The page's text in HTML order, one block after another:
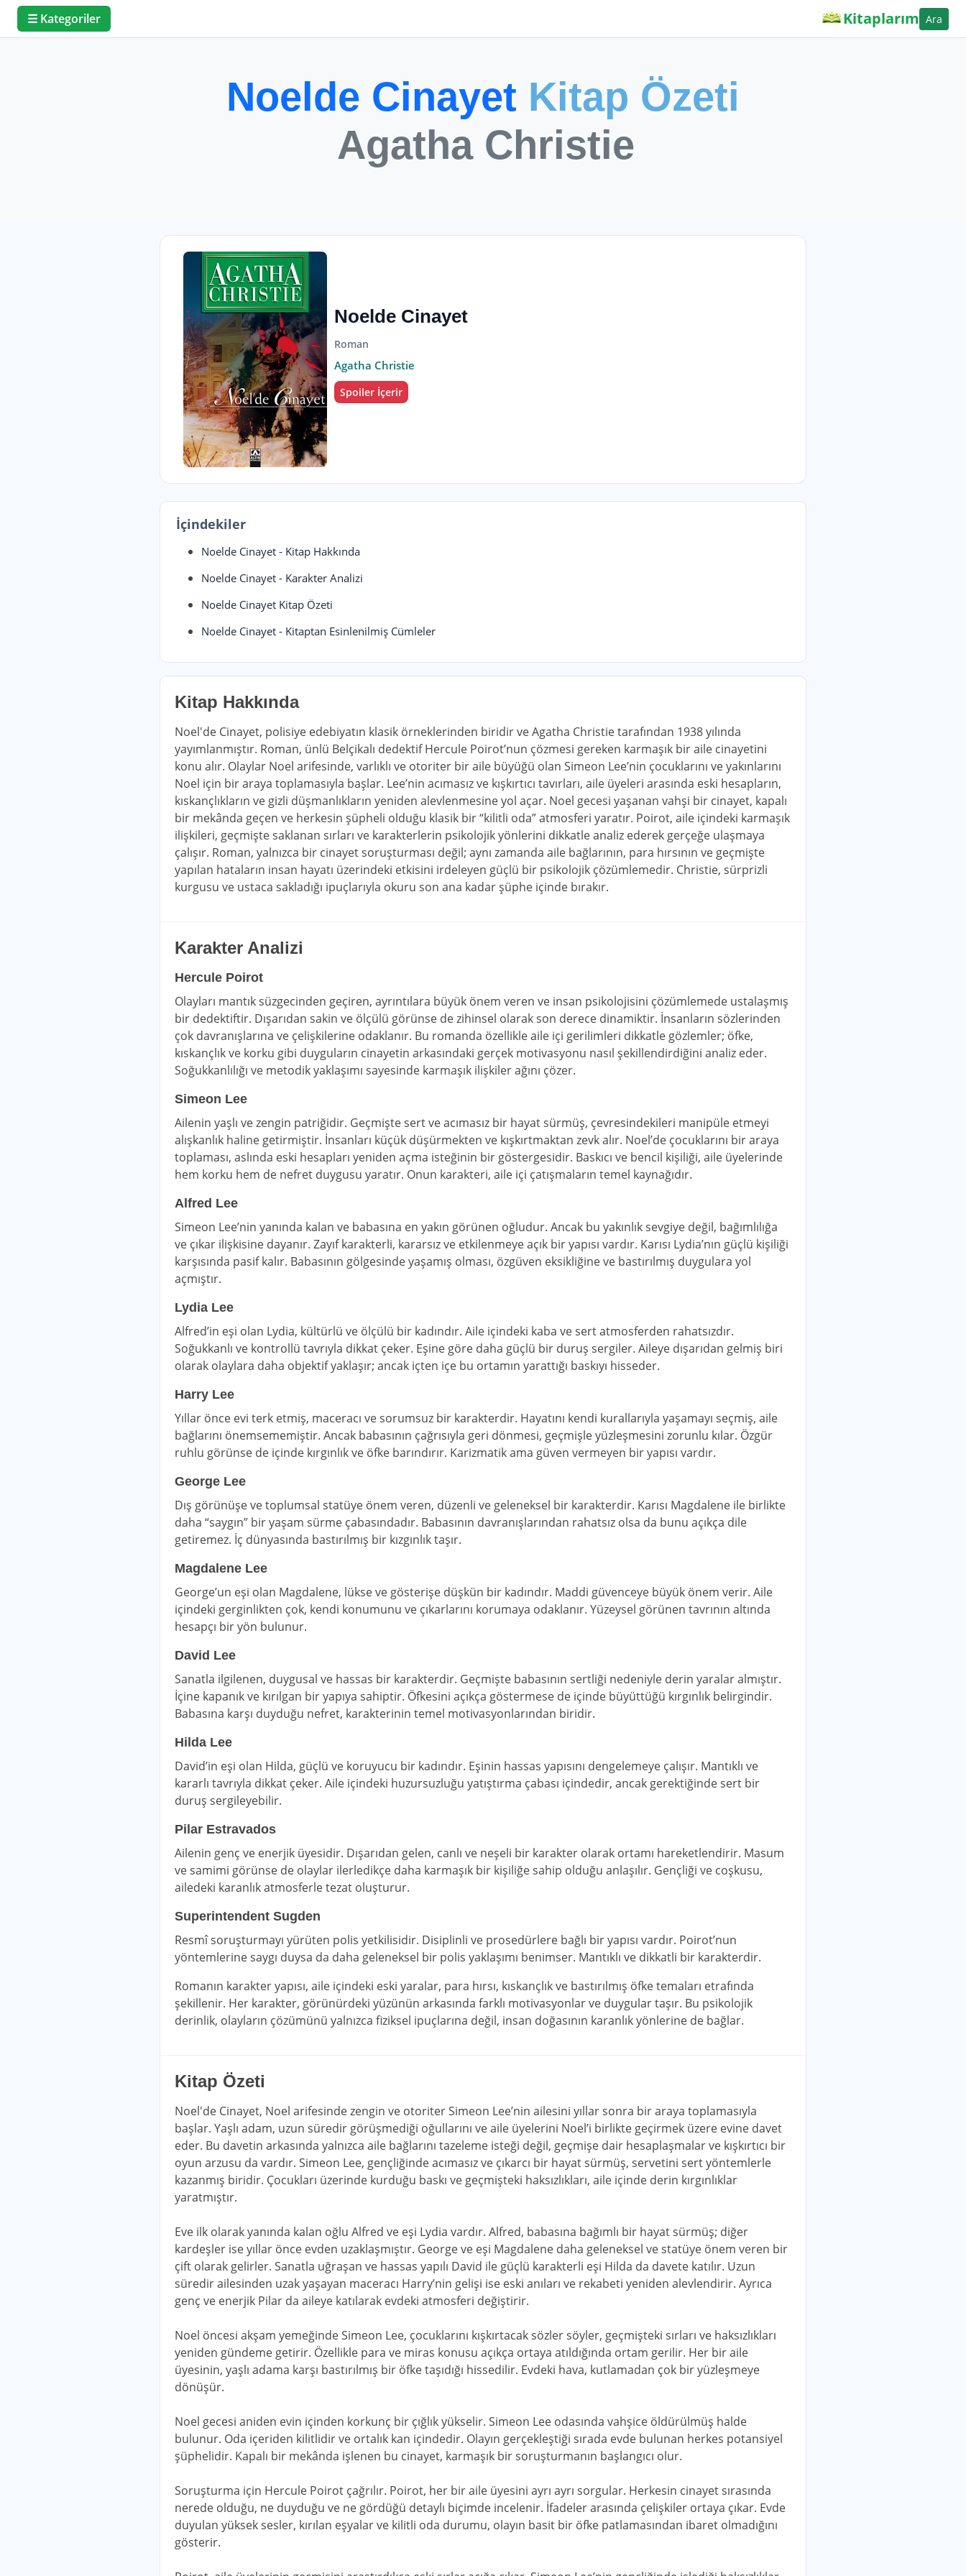
☰ Kategoriler Kitaplarım Ara
Noelde Cinayet Kitap Özeti
Agatha Christie
Noelde Cinayet
Roman
Agatha Christie
Spoiler İçerir
İçindekiler
Noelde Cinayet - Kitap Hakkında
Noelde Cinayet - Karakter Analizi
Noelde Cinayet Kitap Özeti
Noelde Cinayet - Kitaptan Esinlenilmiş Cümleler
Kitap Hakkında
Noel'de Cinayet, polisiye edebiyatın klasik örneklerinden biridir ve Agatha Christie tarafından 1938 yılında
yayımlanmıştır. Roman, ünlü Belçikalı dedektif Hercule Poirot’nun çözmesi gereken karmaşık bir aile cinayetini
konu alır. Olaylar Noel arifesinde, varlıklı ve otoriter bir aile büyüğü olan Simeon Lee’nin çocuklarını ve yakınlarını
Noel için bir araya toplamasıyla başlar. Lee’nin acımasız ve kışkırtıcı tavırları, aile üyeleri arasında eski hesapların,
kıskançlıkların ve gizli düşmanlıkların yeniden alevlenmesine yol açar. Noel gecesi yaşanan vahşi bir cinayet, kapalı
bir mekânda geçen ve herkesin şüpheli olduğu klasik bir “kilitli oda” atmosferi yaratır. Poirot, aile içindeki karmaşık
ilişkileri, geçmişte saklanan sırları ve karakterlerin psikolojik yönlerini dikkatle analiz ederek gerçeğe ulaşmaya
çalışır. Roman, yalnızca bir cinayet soruşturması değil; aynı zamanda aile bağlarının, para hırsının ve geçmişte
yapılan hataların insan hayatı üzerindeki etkisini irdeleyen güçlü bir psikolojik çözümlemedir. Christie, sürprizli
kurgusu ve ustaca sakladığı ipuçlarıyla okuru son ana kadar şüphe içinde bırakır.
Karakter Analizi
Hercule Poirot
Olayları mantık süzgecinden geçiren, ayrıntılara büyük önem veren ve insan psikolojisini çözümlemede ustalaşmış
bir dedektiftir. Dışarıdan sakin ve ölçülü görünse de zihinsel olarak son derece dinamiktir. İnsanların sözlerinden
çok davranışlarına ve çelişkilerine odaklanır. Bu romanda özellikle aile içi gerilimleri dikkatle gözlemler; öfke,
kıskançlık ve korku gibi duyguların cinayetin arkasındaki gerçek motivasyonu nasıl şekillendirdiğini analiz eder.
Soğukkanlılığı ve metodik yaklaşımı sayesinde karmaşık ilişkiler ağını çözer.
Simeon Lee
Ailenin yaşlı ve zengin patriğidir. Geçmişte sert ve acımasız bir hayat sürmüş, çevresindekileri manipüle etmeyi
alışkanlık haline getirmiştir. İnsanları küçük düşürmekten ve kışkırtmaktan zevk alır. Noel’de çocuklarını bir araya
toplaması, aslında eski hesapları yeniden açma isteğinin bir göstergesidir. Baskıcı ve bencil kişiliği, aile üyelerinde
hem korku hem de nefret duygusu yaratır. Onun karakteri, aile içi çatışmaların temel kaynağıdır.
Alfred Lee
Simeon Lee’nin yanında kalan ve babasına en yakın görünen oğludur. Ancak bu yakınlık sevgiye değil, bağımlılığa
ve çıkar ilişkisine dayanır. Zayıf karakterli, kararsız ve etkilenmeye açık bir yapısı vardır. Karısı Lydia’nın güçlü kişiliği
karşısında pasif kalır. Babasının gölgesinde yaşamış olması, özgüven eksikliğine ve bastırılmış duygulara yol
açmıştır.
Lydia Lee
Alfred’in eşi olan Lydia, kültürlü ve ölçülü bir kadındır. Aile içindeki kaba ve sert atmosferden rahatsızdır.
Soğukkanlı ve kontrollü tavrıyla dikkat çeker. Eşine göre daha güçlü bir duruş sergiler. Aileye dışarıdan gelmiş biri
olarak olaylara daha objektif yaklaşır; ancak içten içe bu ortamın yarattığı baskıyı hisseder.
Harry Lee
Yıllar önce evi terk etmiş, maceracı ve sorumsuz bir karakterdir. Hayatını kendi kurallarıyla yaşamayı seçmiş, aile
bağlarını önemsememiştir. Ancak babasının çağrısıyla geri dönmesi, geçmişle yüzleşmesini zorunlu kılar. Özgür
ruhlu görünse de içinde kırgınlık ve öfke barındırır. Karizmatik ama güven vermeyen bir yapısı vardır.
George Lee
Dış görünüşe ve toplumsal statüye önem veren, düzenli ve geleneksel bir karakterdir. Karısı Magdalene ile birlikte
daha “saygın” bir yaşam sürme çabasındadır. Babasının davranışlarından rahatsız olsa da bunu açıkça dile
getiremez. İç dünyasında bastırılmış bir kızgınlık taşır.
Magdalene Lee
George’un eşi olan Magdalene, lükse ve gösterişe düşkün bir kadındır. Maddi güvenceye büyük önem verir. Aile
içindeki gerginlikten çok, kendi konumunu ve çıkarlarını korumaya odaklanır. Yüzeysel görünen tavrının altında
hesapçı bir yön bulunur.
David Lee
Sanatla ilgilenen, duygusal ve hassas bir karakterdir. Geçmişte babasının sertliği nedeniyle derin yaralar almıştır.
İçine kapanık ve kırılgan bir yapıya sahiptir. Öfkesini açıkça göstermese de içinde büyüttüğü kırgınlık belirgindir.
Babasına karşı duyduğu nefret, karakterinin temel motivasyonlarından biridir.
Hilda Lee
David’in eşi olan Hilda, güçlü ve koruyucu bir kadındır. Eşinin hassas yapısını dengelemeye çalışır. Mantıklı ve
kararlı tavrıyla dikkat çeker. Aile içindeki huzursuzluğu yatıştırma çabası içindedir, ancak gerektiğinde sert bir
duruş sergileyebilir.
Pilar Estravados
Ailenin genç ve enerjik üyesidir. Dışarıdan gelen, canlı ve neşeli bir karakter olarak ortamı hareketlendirir. Masum
ve samimi görünse de olaylar ilerledikçe daha karmaşık bir kişiliğe sahip olduğu anlaşılır. Gençliği ve coşkusu,
ailedeki karanlık atmosferle tezat oluşturur.
Superintendent Sugden
Resmî soruşturmayı yürüten polis yetkilisidir. Disiplinli ve prosedürlere bağlı bir yapısı vardır. Poirot’nun
yöntemlerine saygı duysa da daha geleneksel bir polis yaklaşımı benimser. Mantıklı ve dikkatli bir karakterdir.
Romanın karakter yapısı, aile içindeki eski yaralar, para hırsı, kıskançlık ve bastırılmış öfke temaları etrafında
şekillenir. Her karakter, görünürdeki yüzünün arkasında farklı motivasyonlar ve duygular taşır. Bu psikolojik
derinlik, olayların çözümünü yalnızca fiziksel ipuçlarına değil, insan doğasının karanlık yönlerine de bağlar.
Kitap Özeti
Noel'de Cinayet, Noel arifesinde zengin ve otoriter Simeon Lee’nin ailesini yıllar sonra bir araya toplamasıyla
başlar. Yaşlı adam, uzun süredir görüşmediği oğullarını ve aile üyelerini Noel’i birlikte geçirmek üzere evine davet
eder. Bu davetin arkasında yalnızca aile bağlarını tazeleme isteği değil, geçmişe dair hesaplaşmalar ve kışkırtıcı bir
oyun arzusu da vardır. Simeon Lee, gençliğinde acımasız ve çıkarcı bir hayat sürmüş, servetini sert yöntemlerle
kazanmış biridir. Çocukları üzerinde kurduğu baskı ve geçmişteki haksızlıkları, aile içinde derin kırgınlıklar
yaratmıştır.
Eve ilk olarak yanında kalan oğlu Alfred ve eşi Lydia vardır. Alfred, babasına bağımlı bir hayat sürmüş; diğer
kardeşler ise yıllar önce evden uzaklaşmıştır. George ve eşi Magdalene daha geleneksel ve statüye önem veren bir
çift olarak gelirler. Sanatla uğraşan ve hassas yapılı David ile güçlü karakterli eşi Hilda da davete katılır. Uzun
süredir ailesinden uzak yaşayan maceracı Harry’nin gelişi ise eski anıları ve rekabeti yeniden alevlendirir. Ayrıca
genç ve enerjik Pilar da aileye katılarak evdeki atmosferi değiştirir.
Noel öncesi akşam yemeğinde Simeon Lee, çocuklarını kışkırtacak sözler söyler, geçmişteki sırları ve haksızlıkları
yeniden gündeme getirir. Özellikle para ve miras konusu açıkça ortaya atıldığında ortam gerilir. Her bir aile
üyesinin, yaşlı adama karşı bastırılmış bir öfke taşıdığı hissedilir. Evdeki hava, kutlamadan çok bir yüzleşmeye
dönüşür.
Noel gecesi aniden evin içinden korkunç bir çığlık yükselir. Simeon Lee odasında vahşice öldürülmüş halde
bulunur. Oda içeriden kilitlidir ve ortalık kan içindedir. Olayın gerçekleştiği sırada evde bulunan herkes potansiyel
şüphelidir. Kapalı bir mekânda işlenen bu cinayet, karmaşık bir soruşturmanın başlangıcı olur.
Soruşturma için Hercule Poirot çağrılır. Poirot, her bir aile üyesini ayrı ayrı sorgular. Herkesin cinayet sırasında
nerede olduğu, ne duyduğu ve ne gördüğü detaylı biçimde incelenir. İfadeler arasında çelişkiler ortaya çıkar. Evde
duyulan yüksek sesler, kırılan eşyalar ve kilitli oda durumu, olayın basit bir öfke patlamasından ibaret olmadığını
gösterir.